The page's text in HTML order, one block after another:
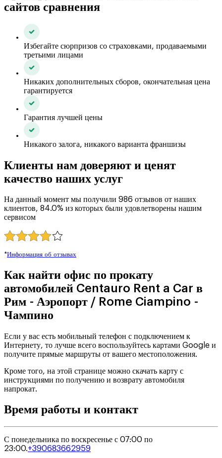
сайтов сравнения
Избегайте сюрпризов со страховками, продаваемыми
третьими лицами
Никаких дополнительных сборов, окончательная цена
гарантируется
Гарантия лучшей цены
Никакого залога, никакого варианта франшизы
Клиенты нам доверяют и ценят
качество наших услуг
На данный момент мы получили 986 отзывов от наших
клиентов, 84.0% из которых были удовлетворены нашим
сервисом
*Информация об отзывах
Как найти офис по прокату
автомобилей Centauro Rent a Car в
Рим - Аэропорт / Rome Ciampino -
Чампино
Если у вас есть мобильный телефон с подключением к
Интернету, то лучше всего воспользуйтесь картами Google и
получите прямые маршруты от вашего местоположения.
Кроме того, на этой странице можно скачать карту с
инструкциями по получению и возврату автомобиля
напрокат.
Время работы и контакт
С понедельника по воскресенье с 07:00 по
23:00.+390683662959